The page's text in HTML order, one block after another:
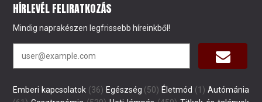
HÍRLEVÉL FELIRATKOZÁS
Mindig naprakészen legfrissebb híreinkből!
Emberi kapcsolatok (36) Egészség (50) Életmód (1) Autómánia